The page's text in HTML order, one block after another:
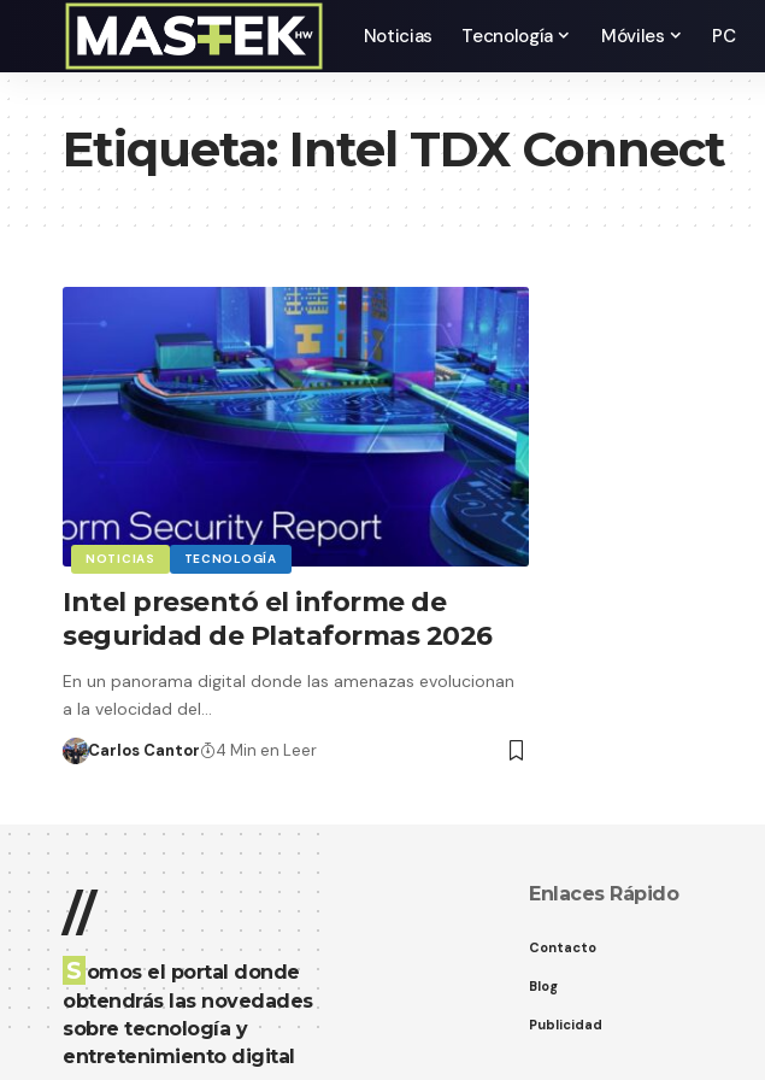
Noticias Tecnología Móviles PC
Etiqueta: Intel TDX Connect
NOTICIAS TECNOLOGÍA
Intel presentó el informe de
seguridad de Plataformas 2026
En un panorama digital donde las amenazas evolucionan
a la velocidad del…
Carlos Cantor 4 Min en Leer
//
S omos el portal donde
obtendrás las novedades
sobre tecnología y
entretenimiento digital
Enlaces Rápido
Contacto
Blog
Publicidad